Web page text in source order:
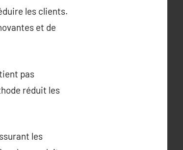
les clients.
et de
pas
réduit les
les